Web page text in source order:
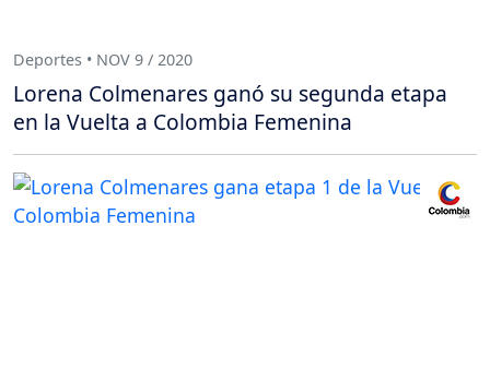
Deportes • NOV 9 / 2020
Lorena Colmenares ganó su segunda etapa
en la Vuelta a Colombia Femenina